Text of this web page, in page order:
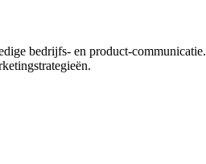
bedrijfs- en product-communicatie.